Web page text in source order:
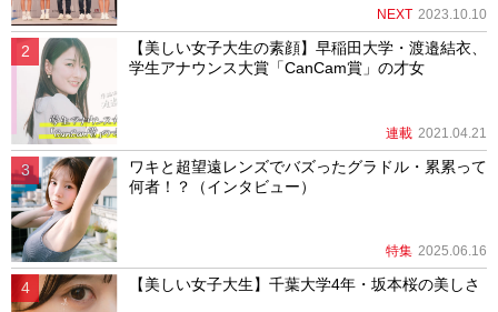
NEXT 2023.10.10
【美しい女子大生の素顔】早稲田大学・渡邉結衣、
学生アナウンス大賞「CanCam賞」の才女
連載 2021.04.21
ワキと超望遠レンズでバズったグラドル・累累って
何者！？（インタビュー）
特集 2025.06.16
【美しい女子大生】千葉大学4年・坂本桜の美しさ